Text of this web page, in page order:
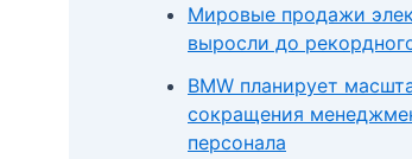
Мировые продажи
выросли до
BMW планирует
сокращения
персонала